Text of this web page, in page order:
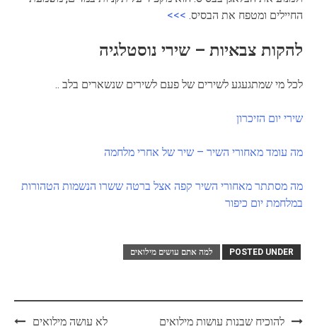
החיילים ומטפח את הבסיס. >>>
להקות צבאיות – שירי נוסטלגיה
לכל מי שמתגעגע לשירים של פעם לשירים שנשארים בלב ..
שירי יום הזיכרון
מה עומד מאחורי השיר – שיר של אחרי מלחמה
מה מסתתר מאחורי השיר קפה אצל ברטה ששרו הנשמות הטהורות
במלחמת יום כיפור
POSTED UNDER למה אתם עושים מילואים
Postלהוכיח שבנות עושות מילואים לא עושה מילואים